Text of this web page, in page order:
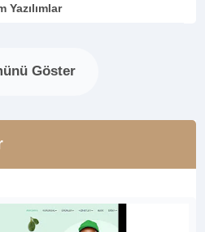
Yazılımlar
Göster